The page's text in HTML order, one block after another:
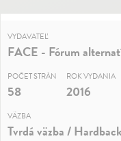
VYDAVATEĽ
FACE - Fórum
POČET STRÁN
58
ROK VYDANIA
2016
VÄZBA
Tvrdá väzba /